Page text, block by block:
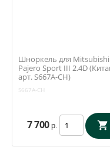
Шноркель для Mitsubishi
Pajero Sport III 2.4D
арт. S667A-CH)
S667A-CH
7 700 р.